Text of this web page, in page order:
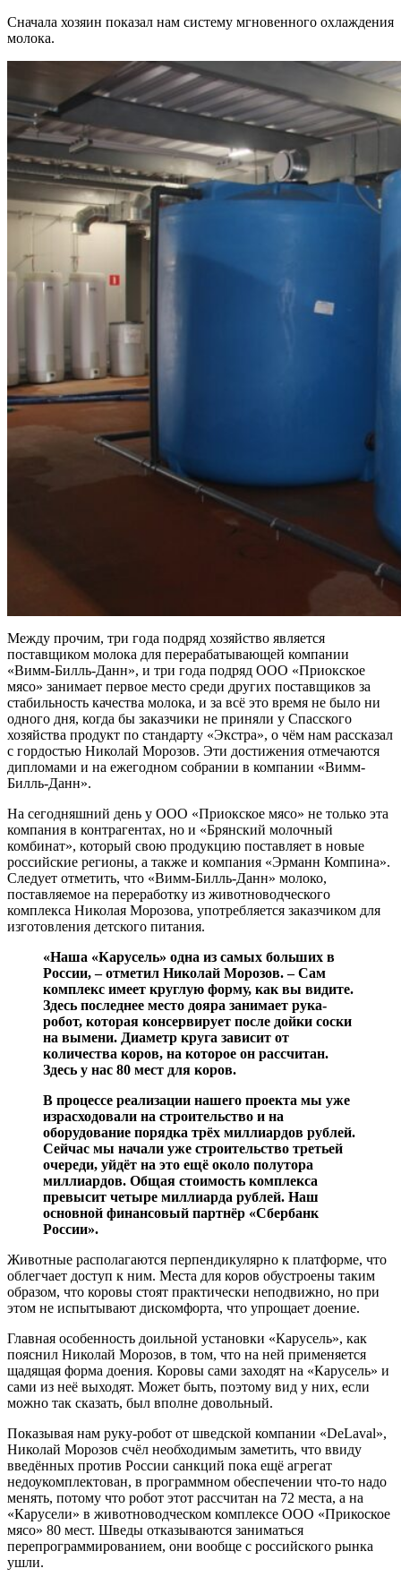
Сначала хозяин показал нам систему мгновенного охлаждения
молока.
Между прочим, три года подряд хозяйство является
поставщиком молока для перерабатывающей компании
«Вимм-Билль-Данн», и три года подряд ООО «Приокское
мясо» занимает первое место среди других поставщиков за
стабильность качества молока, и за всё это время не было ни
одного дня, когда бы заказчики не приняли у Спасского
хозяйства продукт по стандарту «Экстра», о чём нам рассказал
с гордостью Николай Морозов. Эти достижения отмечаются
дипломами и на ежегодном собрании в компании «Вимм-
Билль-Данн».
На сегодняшний день у ООО «Приокское мясо» не только эта
компания в контрагентах, но и «Брянский молочный
комбинат», который свою продукцию поставляет в новые
российские регионы, а также и компания «Эрманн Компина».
Следует отметить, что «Вимм-Билль-Данн» молоко,
поставляемое на переработку из животноводческого
комплекса Николая Морозова, употребляется заказчиком для
изготовления детского питания.
«Наша «Карусель» одна из самых больших в
России, – отметил Николай Морозов. – Сам
комплекс имеет круглую форму, как вы видите.
Здесь последнее место дояра занимает рука-
робот, которая консервирует после дойки соски
на вымени. Диаметр круга зависит от
количества коров, на которое он рассчитан.
Здесь у нас 80 мест для коров.
В процессе реализации нашего проекта мы уже
израсходовали на строительство и на
оборудование порядка трёх миллиардов рублей.
Сейчас мы начали уже строительство третьей
очереди, уйдёт на это ещё около полутора
миллиардов. Общая стоимость комплекса
превысит четыре миллиарда рублей. Наш
основной финансовый партнёр «Сбербанк
России».
Животные располагаются перпендикулярно к платформе, что
облегчает доступ к ним. Места для коров обустроены таким
образом, что коровы стоят практически неподвижно, но при
этом не испытывают дискомфорта, что упрощает доение.
Главная особенность доильной установки «Карусель», как
пояснил Николай Морозов, в том, что на ней применяется
щадящая форма доения. Коровы сами заходят на «Карусель» и
сами из неё выходят. Может быть, поэтому вид у них, если
можно так сказать, был вполне довольный.
Показывая нам руку-робот от шведской компании «DeLaval»,
Николай Морозов счёл необходимым заметить, что ввиду
введённых против России санкций пока ещё агрегат
недоукомплектован, в программном обеспечении что-то надо
менять, потому что робот этот рассчитан на 72 места, а на
«Карусели» в животноводческом комплексе ООО «Прикоское
мясо» 80 мест. Шведы отказываются заниматься
перепрограммированием, они вообще с российского рынка
ушли.